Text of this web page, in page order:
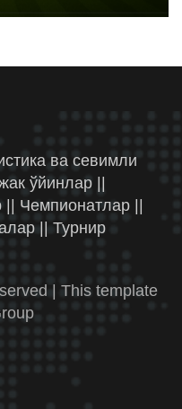
ва севимли
ўйинлар ||
|| Чемпионатлар ||
|| Турнир
| This template